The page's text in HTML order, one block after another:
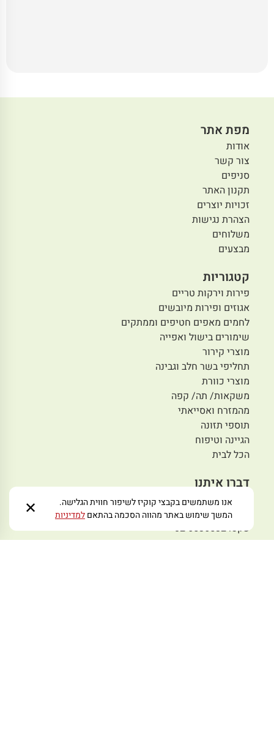
מפת אתר
אודות
צור קשר
סניפים
תקנון האתר
זכויות יוצרים
הצהרת נגישות
משלוחים
מבצעים
קטגוריות
פירות וירקות טריים
אגוזים ופירות מיובשים
לחמים מאפים חטיפים וממתקים
שימורים בישול ואפייה
מוצרי קירור
תחליפי בשר חלב וגבינה
מוצרי כוורת
משקאות/ תה/ קפה
מהמזרח ואסייאתי
תוספי תזונה
הגיינה וטיפוח
הכל לבית
דברו איתנו
סניף גבעת שאול
טלפון : 02-6520107
פקס: 02-6536532
אנו משתמשים בקבצי קוקיז לשיפור חווית הגלישה.
המשך שימוש באתר מהווה הסכמה בהתאםלמדיניות ✕